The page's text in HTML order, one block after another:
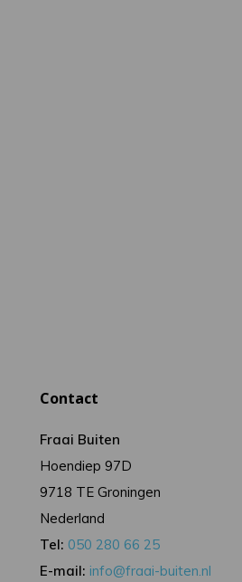
Contact
Fraai Buiten
Hoendiep 97D
9718 TE Groningen
Nederland
Tel: 050 280 66 25
E-mail: info@fraai-buiten.nl